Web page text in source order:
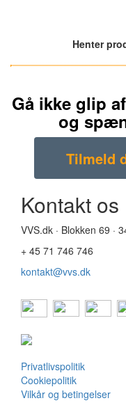
Henter
Gå ikke glip
og
Kontakt os
VVS.dk · Blokken 69 ·
+ 45 71 746 746
kontakt@vvs.dk
Privatlivspolitik
Cookiepolitik
Vilkår og betingelser